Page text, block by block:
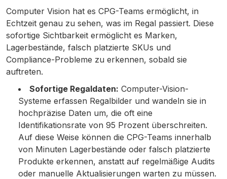
Computer Vision hat es CPG-Teams ermöglicht, in
Echtzeit genau zu sehen, was im Regal passiert. Diese
sofortige Sichtbarkeit ermöglicht es Marken,
Lagerbestände, falsch platzierte SKUs und
Compliance-Probleme zu erkennen, sobald sie
auftreten.
Sofortige Regaldaten: Computer-Vision-
Systeme erfassen Regalbilder und wandeln sie in
hochpräzise Daten um, die oft eine
Identifikationsrate von 95 Prozent überschreiten.
Auf diese Weise können die CPG-Teams innerhalb
von Minuten Lagerbestände oder falsch platzierte
Produkte erkennen, anstatt auf regelmäßige Audits
oder manuelle Aktualisierungen warten zu müssen.